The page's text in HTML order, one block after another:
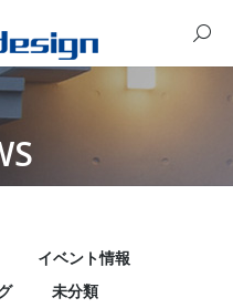
イベント情報
未分類